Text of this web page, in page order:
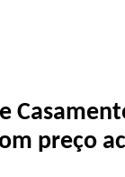
preço